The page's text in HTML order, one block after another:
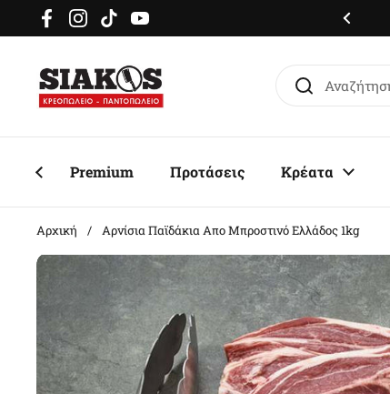
Μετάβαση στο περιεχόμενο
FacebookInstagram
TikTokYouTube
delivery σε όλη την Αττική
Premium Προτάσεις Κρέατα
Αρχική / Αρνίσια Παϊδάκια Απο Μπροστινό Ελλάδος 1kg